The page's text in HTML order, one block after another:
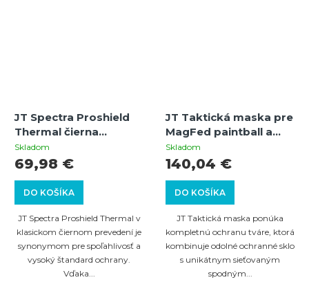
JT Spectra Proshield
Thermal čierna
paintballová maska s
termálnym sklom
Skladom
DO KOŠÍKA
69,98 €
JT Spectra Proshield Thermal v
klasickom čiernom prevedení je
synonymom pre spoľahlivosť a
vysoký štandard ochrany.
Vďaka...
JT Taktická maska pre
MagFed paintball a
airsoft (čierna) –
sieťová ochrana dolnej
časti tváre
Skladom
DO KOŠÍKA
140,04 €
JT Taktická maska ponúka
kompletnú ochranu tváre, ktorá
kombinuje odolné ochranné sklo
s unikátnym sieťovaným
spodným...